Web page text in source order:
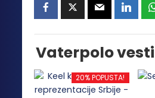
Vaterpolo
20% POPUSTA!